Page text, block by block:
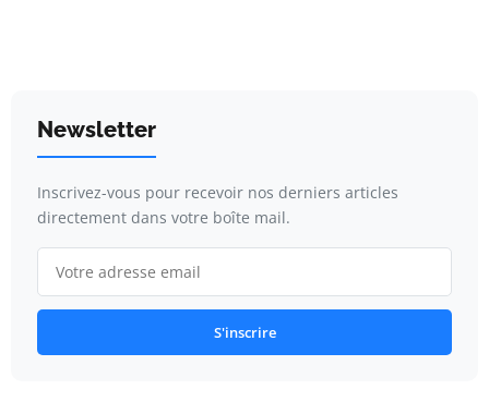
Newsletter
Inscrivez-vous pour recevoir nos derniers articles
directement dans votre boîte mail.
S'inscrire